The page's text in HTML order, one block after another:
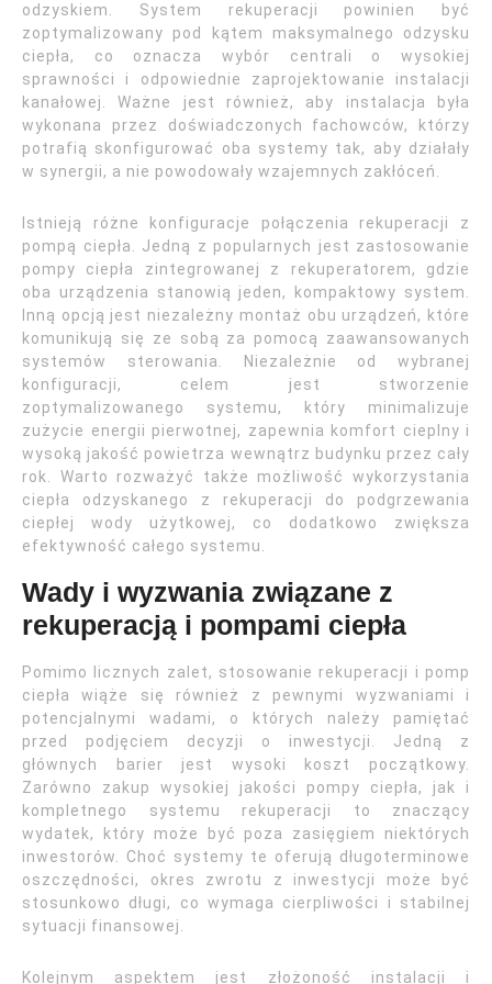
odzyskiem. System rekuperacji powinien być
zoptymalizowany pod kątem maksymalnego odzysku
ciepła, co oznacza wybór centrali o wysokiej
sprawności i odpowiednie zaprojektowanie instalacji
kanałowej. Ważne jest również, aby instalacja była
wykonana przez doświadczonych fachowców, którzy
potrafią skonfigurować oba systemy tak, aby działały
w synergii, a nie powodowały wzajemnych zakłóceń.
Istnieją różne konfiguracje połączenia rekuperacji z
pompą ciepła. Jedną z popularnych jest zastosowanie
pompy ciepła zintegrowanej z rekuperatorem, gdzie
oba urządzenia stanowią jeden, kompaktowy system.
Inną opcją jest niezależny montaż obu urządzeń, które
komunikują się ze sobą za pomocą zaawansowanych
systemów sterowania. Niezależnie od wybranej
konfiguracji, celem jest stworzenie
zoptymalizowanego systemu, który minimalizuje
zużycie energii pierwotnej, zapewnia komfort cieplny i
wysoką jakość powietrza wewnątrz budynku przez cały
rok. Warto rozważyć także możliwość wykorzystania
ciepła odzyskanego z rekuperacji do podgrzewania
ciepłej wody użytkowej, co dodatkowo zwiększa
efektywność całego systemu.
Wady i wyzwania związane z
rekuperacją i pompami ciepła
Pomimo licznych zalet, stosowanie rekuperacji i pomp
ciepła wiąże się również z pewnymi wyzwaniami i
potencjalnymi wadami, o których należy pamiętać
przed podjęciem decyzji o inwestycji. Jedną z
głównych barier jest wysoki koszt początkowy.
Zarówno zakup wysokiej jakości pompy ciepła, jak i
kompletnego systemu rekuperacji to znaczący
wydatek, który może być poza zasięgiem niektórych
inwestorów. Choć systemy te oferują długoterminowe
oszczędności, okres zwrotu z inwestycji może być
stosunkowo długi, co wymaga cierpliwości i stabilnej
sytuacji finansowej.
Kolejnym aspektem jest złożoność instalacji i